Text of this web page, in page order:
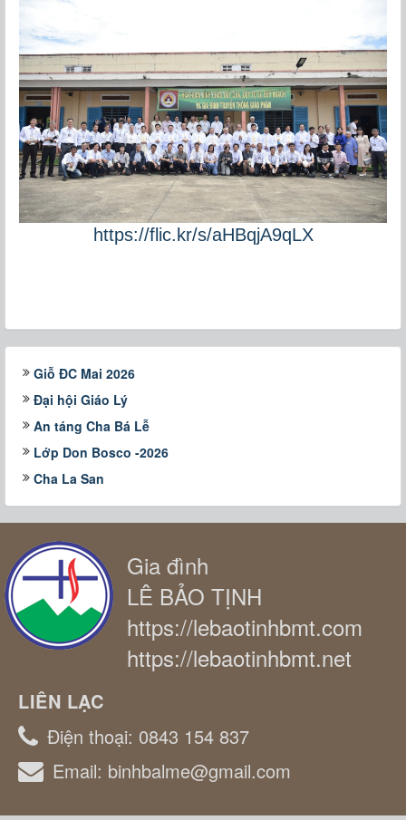
https://flic.kr/s/aHBqjA9qLX
Giỗ ĐC Mai 2026
Đại hội Giáo Lý
An táng Cha Bá Lễ
Lớp Don Bosco -2026
Cha La San
Gia đình
LÊ BẢO TỊNH
https://lebaotinhbmt.com
https://lebaotinhbmt.net
LIÊN LẠC
Điện thoại: 0843 154 837
Email: binhbalme@gmail.com